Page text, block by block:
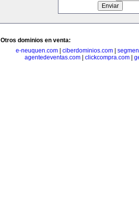
Otros dominios en venta:
e-neuquen.com
ciberdominios.com
agentedeventas.com| clickcompra.com|